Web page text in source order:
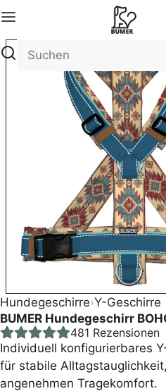
Hundegeschirre›Y-Geschirre
BUMER Hundegeschirr
481 Rezensionen
Individuell konfigurierbares
für stabile
angenehmen Tragekomfort.